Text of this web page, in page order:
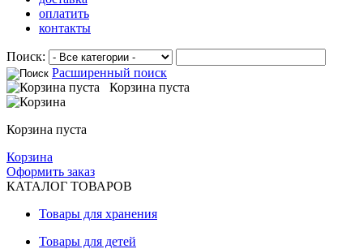
оплатить
контакты
Поиск:
Расширенный поиск
Корзина пуста
Корзина пуста
Корзина
Оформить заказ
КАТАЛОГ ТОВАРОВ
Товары для хранения
Товары для детей